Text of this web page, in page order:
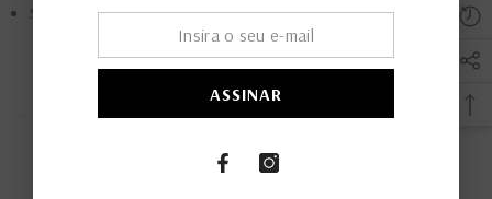
Salto em madeira | Altura: 1,5 cm
PRODUTOS RELACIONADOS
ASSINAR